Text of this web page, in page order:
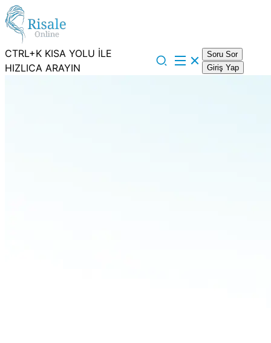
CTRL+K KISA YOLU İLE
HIZLICA ARAYIN
Soru Sor
Giriş Yap